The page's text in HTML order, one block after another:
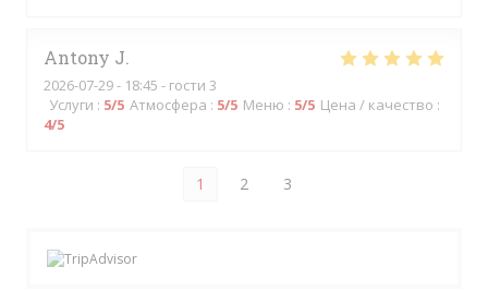
Antony J
2026-07-29- 18:45 - гости 3
Услуги : 5/5 Атмосфера : 5/5 Меню : 5/5 Цена / качество :
4/5
1 2 3